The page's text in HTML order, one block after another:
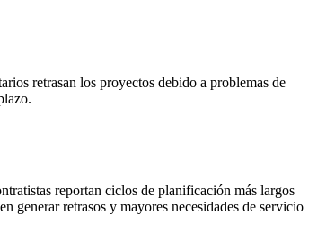
retrasan los proyectos debido a problemas de
reportan ciclos de planificación más largos
generar retrasos y mayores necesidades de servicio